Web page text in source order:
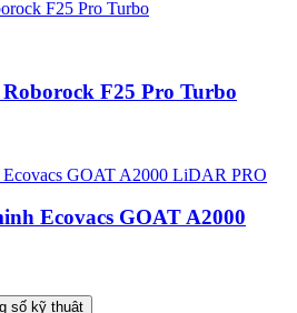
F25 Pro Turbo
Ecovacs GOAT A2000
số kỹ thuật